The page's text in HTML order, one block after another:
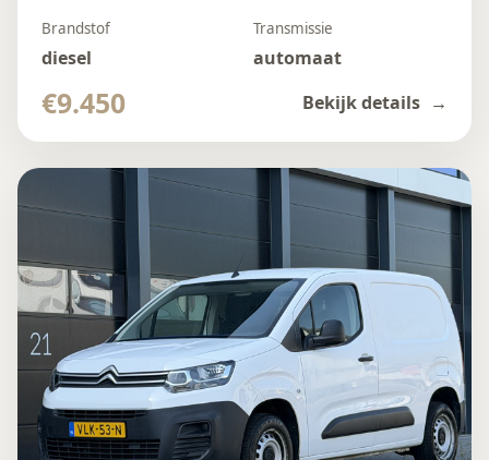
Brandstof
diesel
Transmissie
automaat
€9.450 Bekijk details